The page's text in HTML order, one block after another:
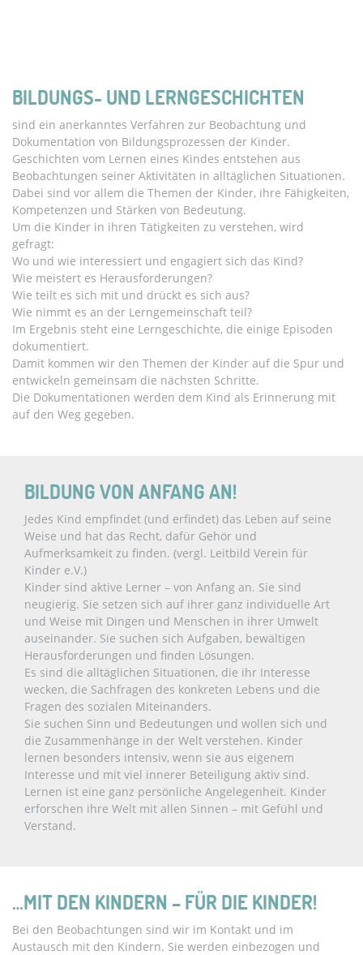
BILDUNGS- UND LERNGESCHICHTEN
sind ein anerkanntes Verfahren zur Beobachtung und
Dokumentation von Bildungsprozessen der Kinder.
Geschichten vom Lernen eines Kindes entstehen aus
Beobachtungen seiner Aktivitäten in alltäglichen Situationen.
Dabei sind vor allem die Themen der Kinder, ihre Fähigkeiten,
Kompetenzen und Stärken von Bedeutung.
Um die Kinder in ihren Tätigkeiten zu verstehen, wird
gefragt:
Wo und wie interessiert und engagiert sich das Kind?
Wie meistert es Herausforderungen?
Wie teilt es sich mit und drückt es sich aus?
Wie nimmt es an der Lerngemeinschaft teil?
Im Ergebnis steht eine Lerngeschichte, die einige Episoden
dokumentiert.
Damit kommen wir den Themen der Kinder auf die Spur und
entwickeln gemeinsam die nächsten Schritte.
Die Dokumentationen werden dem Kind als Erinnerung mit
auf den Weg gegeben.
BILDUNG VON ANFANG AN!
Jedes Kind empfindet (und erfindet) das Leben auf seine
Weise und hat das Recht, dafür Gehör und
Aufmerksamkeit zu finden. (vergl. Leitbild Verein für
Kinder e.V.)
Kinder sind aktive Lerner – von Anfang an. Sie sind
neugierig. Sie setzen sich auf ihrer ganz individuelle Art
und Weise mit Dingen und Menschen in ihrer Umwelt
auseinander. Sie suchen sich Aufgaben, bewältigen
Herausforderungen und finden Lösungen.
Es sind die alltäglichen Situationen, die ihr Interesse
wecken, die Sachfragen des konkreten Lebens und die
Fragen des sozialen Miteinanders.
Sie suchen Sinn und Bedeutungen und wollen sich und
die Zusammenhänge in der Welt verstehen. Kinder
lernen besonders intensiv, wenn sie aus eigenem
Interesse und mit viel innerer Beteiligung aktiv sind.
Lernen ist eine ganz persönliche Angelegenheit. Kinder
erforschen ihre Welt mit allen Sinnen – mit Gefühl und
Verstand.
…MIT DEN KINDERN – FÜR DIE KINDER!
Bei den Beobachtungen sind wir im Kontakt und im
Austausch mit den Kindern. Sie werden einbezogen und